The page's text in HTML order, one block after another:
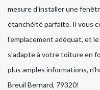
mesure d’installer une
étanchéité parfaite. Il vous
l’emplacement adéquat, et
s’adapte à votre toiture en
plus amples informations,
Breuil Bernard, 79320!